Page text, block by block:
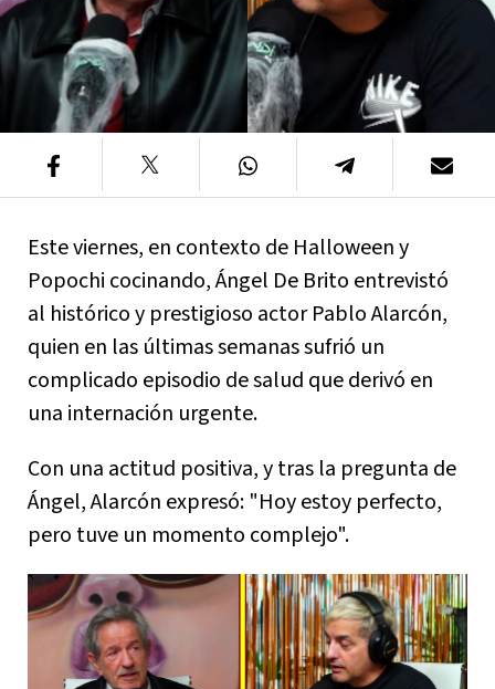
Este viernes, en contexto de Halloween y
Popochi cocinando, Ángel De Brito entrevistó
al histórico y prestigioso actor Pablo Alarcón,
quien en las últimas semanas sufrió un
complicado episodio de salud que derivó en
una internación urgente.
Con una actitud positiva, y tras la pregunta de
Ángel, Alarcón expresó: "Hoy estoy perfecto,
pero tuve un momento complejo".